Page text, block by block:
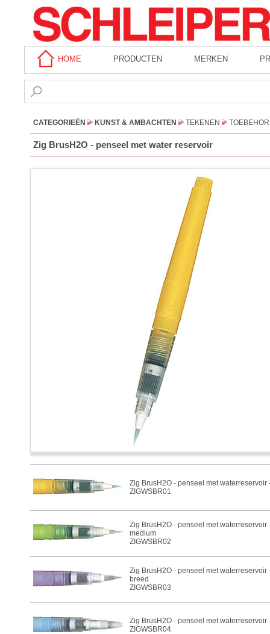
HOME PRODUCTEN MERKEN
CATEGORIEËN KUNST & AMBACHTEN TEKENEN
Zig BrusH2O - penseel met water reservoir
Zig BrusH2O - penseel met waterreservoir
ZIGWSBR01
Zig BrusH2O - penseel met waterreservoir
medium
ZIGWSBR02
Zig BrusH2O - penseel met waterreservoir
breed
ZIGWSBR03
Zig BrusH2O - penseel met waterreservoir
ZIGWSBR04